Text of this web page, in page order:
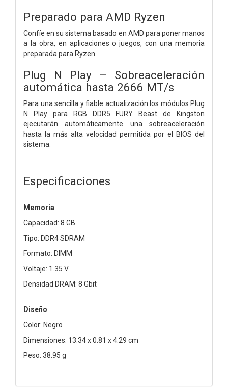
Preparado para AMD Ryzen
Confíe en su sistema basado en AMD para poner manos
a la obra, en aplicaciones o juegos, con una memoria
preparada para Ryzen.
Plug N Play – Sobreaceleración
automática hasta 2666 MT/s
Para una sencilla y fiable actualización los módulos Plug
N Play para RGB DDR5 FURY Beast de Kingston
ejecutarán automáticamente una sobreaceleración
hasta la más alta velocidad permitida por el BIOS del
sistema.
Especificaciones
Memoria
Capacidad: 8 GB
Tipo: DDR4 SDRAM
Formato: DIMM
Voltaje: 1.35 V
Densidad DRAM: 8 Gbit
Diseño
Color: Negro
Dimensiones: 13.34 x 0.81 x 4.29 cm
Peso: 38.95 g